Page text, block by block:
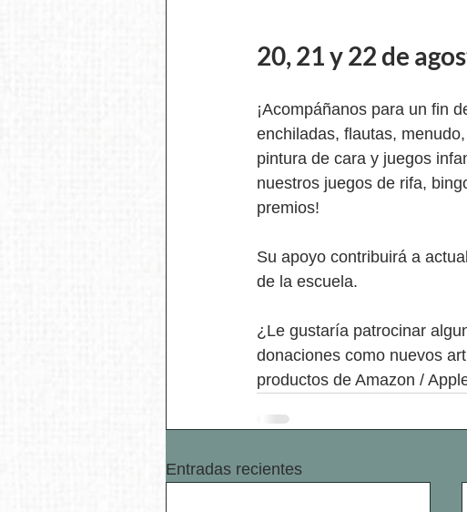
20, 21 y 22 de
¡Acompáñanos para un fin
enchiladas, flautas,
pintura de cara y juegos
nuestros juegos de rifa,
premios!
Su apoyo contribuirá a
de la escuela.
¿Le gustaría patrocinar
donaciones como nuevos
productos de Amazon /
Entradas recientes